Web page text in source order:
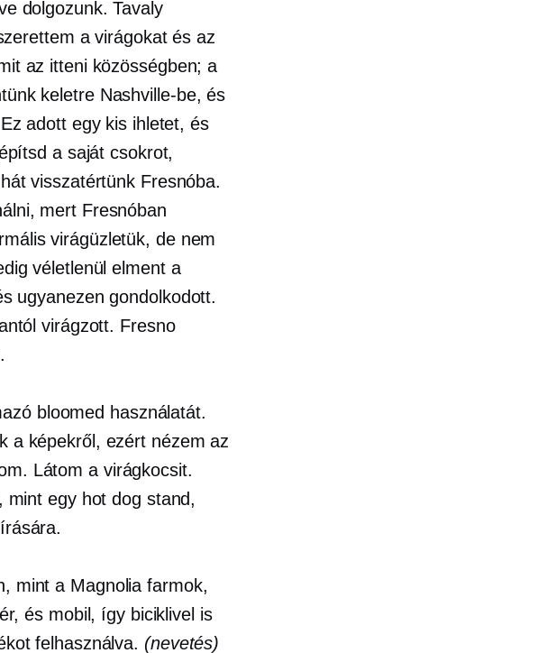
dolgozunk. Tavaly
a virágokat és az
az itteni közösségben; a
keletre Nashville-be, és
adott egy kis ihletet, és
a saját csokrot,
visszatértünk Fresnóba.
mert Fresnóban
virágüzletük, de nem
véletlenül elment a
ugyanezen gondolkodott.
virágzott. Fresno
bloomed használatát.
a képekről, ezért nézem az
Látom a virágkocsit.
mint egy hot dog stand,
mint a Magnolia farmok,
és mobil, így biciklivel is
felhasználva. (nevetés)